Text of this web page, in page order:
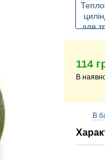
114
В
В